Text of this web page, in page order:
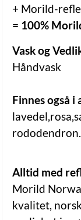
+ Morild-
= 100%
Vask og
Håndvask
Finnes også i
rododendron.
Alltid med
Morild
kvalitet,